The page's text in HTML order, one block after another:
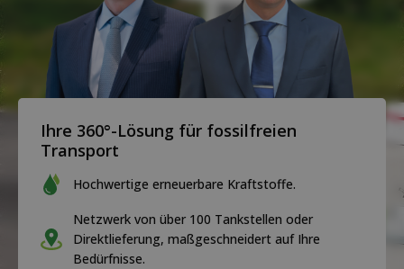
Ihre 360°-Lösung für fossilfreien
Transport
Hochwertige erneuerbare Kraftstoffe.
Netzwerk von über 100 Tankstellen oder
Direktlieferung, maßgeschneidert auf Ihre
Bedürfnisse.